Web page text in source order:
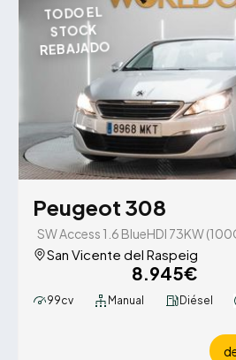
TODO EL
STOCK
REBAJADO
Peugeot 308
SW Access 1.6 BlueHDI 73KW
San Vicente del Raspeig
8.945€
99cv Manual Diésel